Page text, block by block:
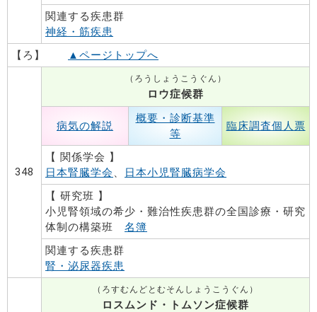
関連する疾患群
神経・筋疾患
【ろ】
▲ページトップへ
348
（ろうしょうこうぐん）
ロウ症候群
病気の解説
概要・診断基準
等
臨床調査個人票
【 関係学会 】
日本腎臓学会 、
日本小児腎臓病学会
【 研究班 】
小児腎領域の希少・難治性疾患群の全国診療・研究
体制の構築班 名簿
関連する疾患群
腎・泌尿器疾患
（ろすむんどとむそんしょうこうぐん）
ロスムンド・トムソン症候群